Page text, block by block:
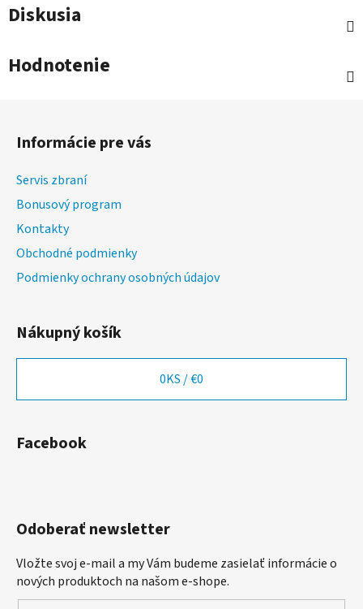
Diskusia
Hodnotenie
Informácie pre vás
Servis zbraní
Bonusový program
Kontakty
Obchodné podmienky
Podmienky ochrany osobných údajov
Nákupný košík
0KS /€0
Facebook
Odoberať newsletter
Vložte svoj e-mail a my Vám budeme zasielať informácie o
nových produktoch na našom e-shope.